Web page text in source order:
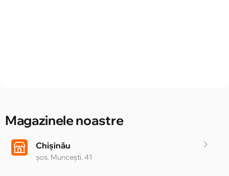
Magazinele noastre
Chișinău
șos. Muncești, 41